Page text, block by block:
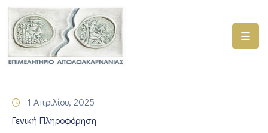
ΑΡΧΙΚΗ
ΓΕΜΗ
–
1 Απριλίου, 2025
Γενική Πληροφόρηση